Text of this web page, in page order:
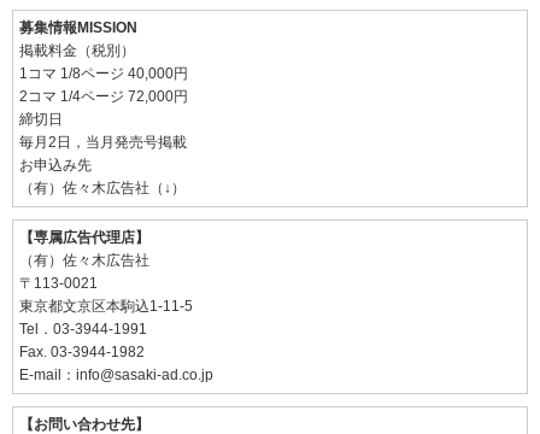
募集情報MISSION
掲載料金（税別）
1コマ 1/8ページ 40,000円
2コマ 1/4ページ 72,000円
締切日
毎月2日，当月発売号掲載
お申込み先
（有）佐々木広告社（↓）
【専属広告代理店】
（有）佐々木広告社
〒113-0021
東京都文京区本駒込1-11-5
Tel．03-3944-1991
Fax. 03-3944-1982
E-mail： info@sasaki-ad.co.jp
【お問い合わせ先】